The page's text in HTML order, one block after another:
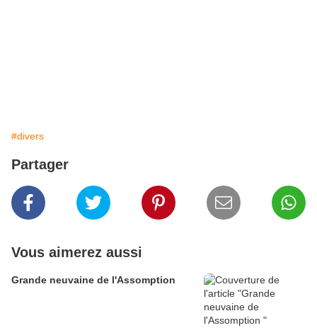
#divers
Partager
Vous aimerez aussi
Grande neuvaine de l'Assomption